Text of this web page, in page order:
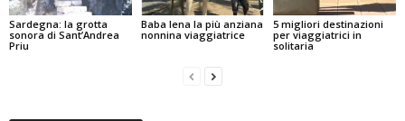
Sardegna: la grotta
sonora di Sant’Andrea
Priu
Baba lena la più anziana
nonnina viaggiatrice
5 migliori destinazioni
per viaggiatrici in
solitaria